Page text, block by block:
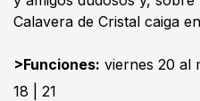
Calavera de Cristal caiga
>Funciones: viernes 20 al
18 | 21